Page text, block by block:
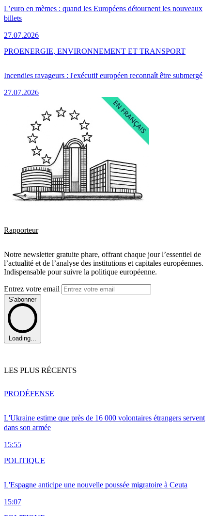
L’euro en mèmes : quand les Européens détournent les nouveaux
billets
27.07.2026
Incendies ravageurs : l'exécutif européen reconnaît être submergé
27.07.2026
PROENERGIE, ENVIRONNEMENT ET TRANSPORT
Rapporteur
Notre newsletter gratuite phare, offrant chaque jour l’essentiel de
l’actualité et de l’analyse des institutions et capitales européennes.
Indispensable pour suivre la politique européenne.
Entrez votre email
S'abonner
Loading...
LES PLUS RÉCENTS
L'Ukraine estime que près de 16 000 volontaires étrangers servent
dans son armée
15:55
PRODÉFENSE
L'Espagne anticipe une nouvelle poussée migratoire à Ceuta
15:07
POLITIQUE